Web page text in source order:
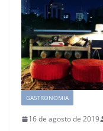
GASTRONOMIA
16 de agosto de 2019